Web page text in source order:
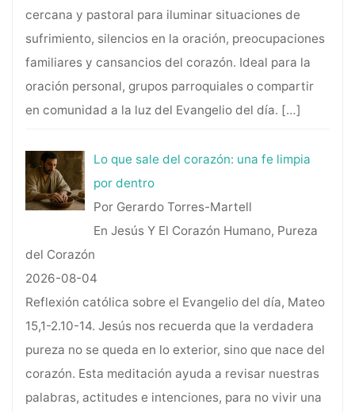
cercana y pastoral para iluminar situaciones de
sufrimiento, silencios en la oración, preocupaciones
familiares y cansancios del corazón. Ideal para la
oración personal, grupos parroquiales o compartir
en comunidad a la luz del Evangelio del día. […]
Lo que sale del corazón: una fe limpia
por dentro
Por Gerardo Torres-Martell
En Jesús Y El Corazón Humano, Pureza
del Corazón
2026-08-04
Reflexión católica sobre el Evangelio del día, Mateo
15,1-2.10-14. Jesús nos recuerda que la verdadera
pureza no se queda en lo exterior, sino que nace del
corazón. Esta meditación ayuda a revisar nuestras
palabras, actitudes e intenciones, para no vivir una